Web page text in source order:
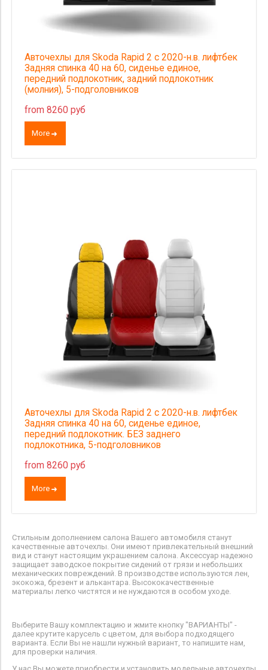
Авточехлы для Skoda Rapid 2 с 2020-н.в. лифтбек
Задняя спинка 40 на 60, сиденье единое,
передний подлокотник, задний подлокотник
(молния), 5-подголовников
from 8260 руб
More
Авточехлы для Skoda Rapid 2 с 2020-н.в. лифтбек
Задняя спинка 40 на 60, сиденье единое,
передний подлокотник. БЕЗ заднего
подлокотника, 5-подголовников
from 8260 руб
More
Стильным дополнением салона Вашего автомобиля станут
качественные авточехлы. Они имеют привлекательный внешний
вид и станут настоящим украшением салона. Аксессуар надежно
защищает заводское покрытие сидений от грязи и небольших
механических повреждений. В производстве используются лен,
экокожа, брезент и алькантара. Высококачественные
материалы легко чистятся и не нуждаются в особом уходе.
Выберите Вашу комплектацию и жмите кнопку "ВАРИАНТЫ" -
далее крутите карусель с цветом, для выбора подходящего
варианта. Если Вы не нашли нужный вариант, то напишите нам,
для проверки наличия.